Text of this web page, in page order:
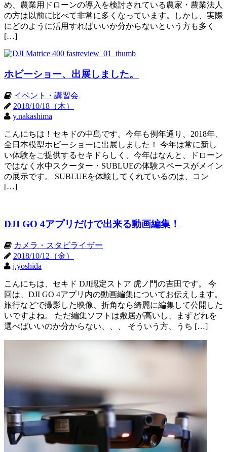
め、農業用ドローンの導入を検討されている農家・農業法人
の方は以前に比べて非常に多くなっています。しかし、実際
にどのように活用すればいいか分からないという方も多く
[…]
ホビーショー、出展しました。
イベント・講習会
2018/10/18（木）
y.nakashima
こんにちは！セキドの中島です。今年も例年通り、2018年、
全日本模型ホビーショーに出展しました！ 今年は常に新し
い体験をご提供するセキドらしく、今年はなんと、ドローン
ではなく水中スクーター・SUBLUEの体験スペースがメイン
の展示です。 SUBLUEを体験してくれているのは、コン
[…]
DJI GO 4アプリだけで出来る動画編集！
カメラ・スタビライザー
2018/10/12（金）
j.yoshida
こんにちは、セキド DJI認定ストア 虎ノ門の吉田です。 今
回は、DJI GO 4アプリ内の動画編集についてお伝えします。
旅行などで撮影した映像、折角なら綺麗に編集して公開した
いですよね。 ただ編集ソフトは敷居が高いし、まずどれを
選べばいいのか分からない、、、 そういう方、うち […]